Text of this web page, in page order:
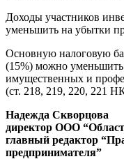
Доходы участников
уменьшить на убытки
Основную налоговую
(15%) можно
имущественных и
(ст. 218, 219, 220, 221
Надежда Скворцова
директор ООО
главный редактор
предпринимателя”